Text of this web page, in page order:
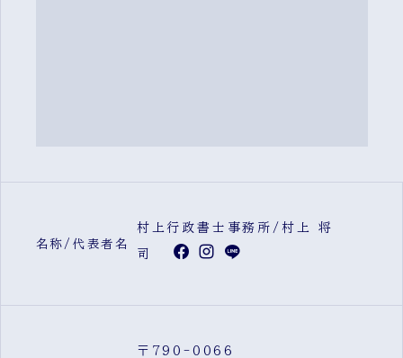
名称/代表者名
村上行政書士事務所/村上 将
司
〒790-0066